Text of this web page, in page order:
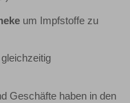
um Impfstoffe zu
Geschäfte haben in den